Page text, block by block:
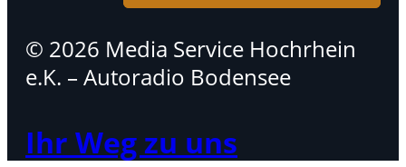
© 2026 Media Service Hochrhein
e.K. – Autoradio Bodensee
Ihr Weg zu uns